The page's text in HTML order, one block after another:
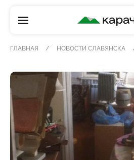
КАРАЧУН
ГЛАВНАЯ НОВОСТИ СЛАВЯНСКА